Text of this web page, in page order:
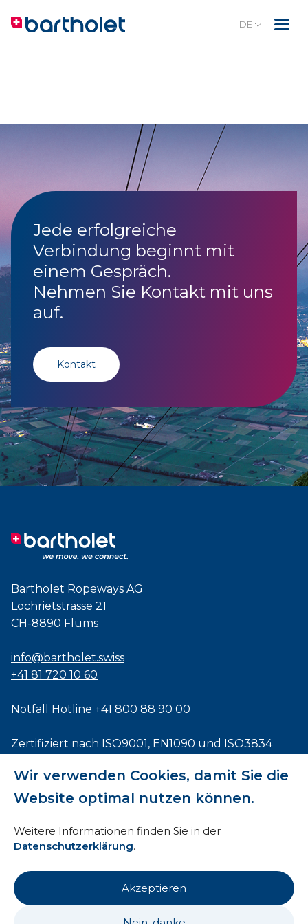
Wir verwenden Cookies, damit Sie die
Website optimal nutzen können.
Weitere Informationen finden Sie in der
Datenschutzerklärung.
Akzeptieren
DE
Jede erfolgreiche
Verbindung beginnt mit
einem Gespräch.
Nehmen Sie Kontakt mit uns
auf.
Kontakt
Bartholet Ropeways AG
Lochrietstrasse 21
CH-8890 Flums
info@bartholet.swiss
+41 81 720 10 60
Notfall Hotline +41 800 88 90 00
Zertifiziert nach ISO9001, EN1090 und ISO3834
Impressum
HTI